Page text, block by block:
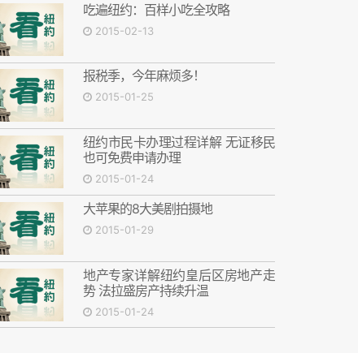
吃遍纽约：百样小吃全攻略
2015-02-13
报税季，今年麻烦多！
2015-01-25
纽约市民卡办理过程详解 无证移民
也可免费申请办理
2015-01-24
大苹果的8大美剧拍摄地
2015-01-29
地产专家详解纽约皇后区房地产走
势 法拉盛房产持续升温
2015-01-24